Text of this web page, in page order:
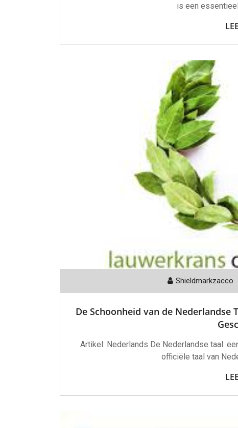
is een
Shieldmarkzacco
De Schoonheid van de Nederlandse
Artikel: Nederlands De Nederlandse taal:
officiële taal van